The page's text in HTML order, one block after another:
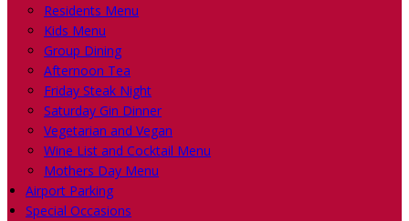
Residents Menu
Kids Menu
Group Dining
Afternoon Tea
Friday Steak Night
Saturday Gin Dinner
Vegetarian and Vegan
Wine List and Cocktail Menu
Mothers Day Menu
Airport Parking
Special Occasions